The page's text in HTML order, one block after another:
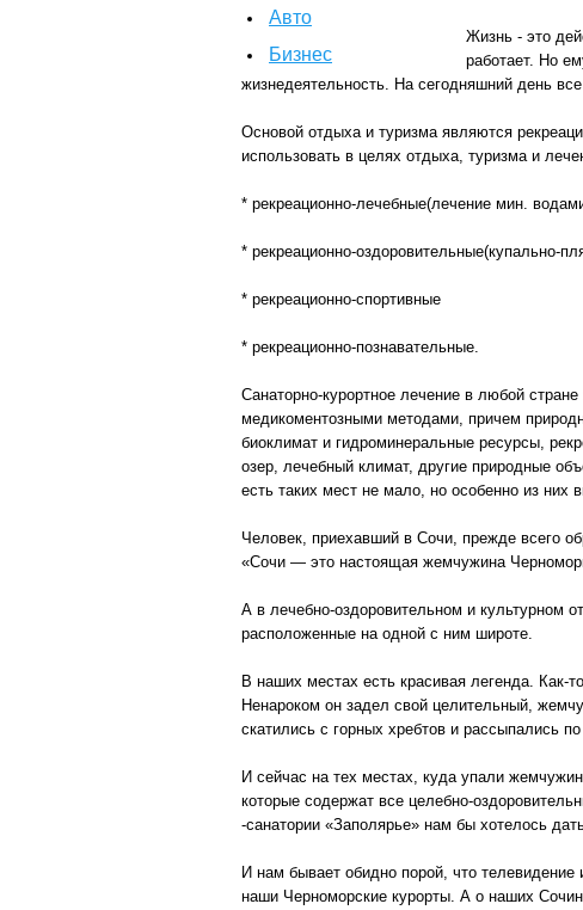
Авто
Бизнес
Жизнь - это
работает. Но
жизнедеятельность. На сегодняшний день
Основой отдыха и туризма являются
использовать в целях отдыха, туризма и
* рекреационно-лечебные(лечение мин.
* рекреационно-оздоровительные(купально-
* рекреационно-спортивные
* рекреационно-познавательные.
Санаторно-курортное лечение в любой
медикоментозными методами, причем
биоклимат и гидроминеральные ресурсы,
озер, лечебный климат, другие природные
есть таких мест не мало, но особенно из них
Человек, приехавший в Сочи, прежде всего
«Сочи — это настоящая жемчужина
А в лечебно-оздоровительном и культурном
расположенные на одной с ним широте.
В наших местах есть красивая легенда. Как-
Ненароком он задел свой целительный,
скатились с горных хребтов и рассыпались
И сейчас на тех местах, куда упали
которые содержат все целебно-
-санатории «Заполярье» нам бы хотелось
И нам бывает обидно порой, что
наши Черноморские курорты. А о наших